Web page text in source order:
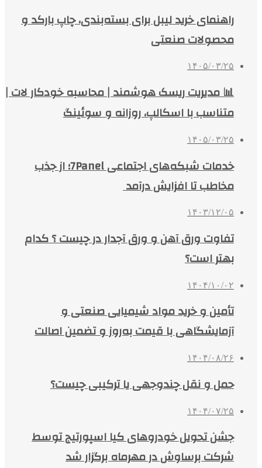
راهنمای خرید لیبل برای بسته‌بندی، چاپ بارکد و
محصولات صنعتی
۱۴۰۵/۰۳/۲۵
📊 مدیریت ریسک هوشمند | محاسبه خودکار لات |
متناسب با اسکالپ، روزانه و سوئینگ
۱۴۰۵/۰۳/۲۵
خدمات شبکه‌های اجتماعی 7Panel؛ از جذب
مخاطب تا افزایش درآمد
۱۴۰۳/۱۲/۰۵
تفاوت ورق آهن و ورق آجدار در چیست ؟ کدام
بهتر است؟
۱۴۰۴/۱۰/۰۲
تأمین و خرید مواد شیمیایی صنعتی و
آزمایشگاهی با قیمت به‌روز و تضمین اصالت
۱۴۰۴/۰۸/۲۶
حمل و نقل چندوجهی یا ترکیبی چیست؟
۱۴۰۴/۰۷/۲۵
جشن تحویل خودروهای کیا اسپورتیج توسط
شرکت برساوش در مهرماه برگزار شد